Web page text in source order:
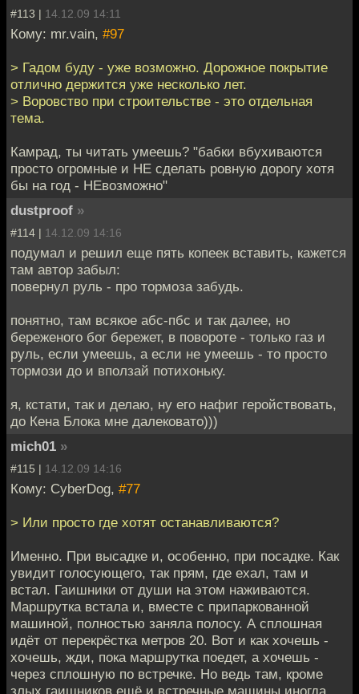
#113 | 14.12.09 14:11
Кому: mr.vain, #97
> Гадом буду - уже возможно. Дорожное покрытие
отлично держится уже несколько лет.
> Воровство при строительстве - это отдельная
тема.
Камрад, ты читать умеешь? "бабки вбухиваются
просто огромные и НЕ сделать ровную дорогу хотя
бы на год - НЕвозможно"
dustproof »
#114 | 14.12.09 14:16
подумал и решил еще пять копеек вставить, кажется
там автор забыл:
повернул руль - про тормоза забудь.
понятно, там всякое абс-пбс и так далее, но
береженого бог бережет, в повороте - только газ и
руль, если умеешь, а если не умеешь - то просто
тормози до и вползай потихоньку.
я, кстати, так и делаю, ну его нафиг геройствовать,
до Кена Блока мне далековато)))
mich01 »
#115 | 14.12.09 14:16
Кому: CyberDog, #77
> Или просто где хотят останавливаются?
Именно. При высадке и, особенно, при посадке. Как
увидит голосующего, так прям, где ехал, там и
встал. Гаишники от души на этом наживаются.
Маршрутка встала и, вместе с припаркованной
машиной, полностью заняла полосу. А сплошная
идёт от перекрёстка метров 20. Вот и как хочешь -
хочешь, жди, пока маршрутка поедет, а хочешь -
через сплошную по встречке. Но ведь там, кроме